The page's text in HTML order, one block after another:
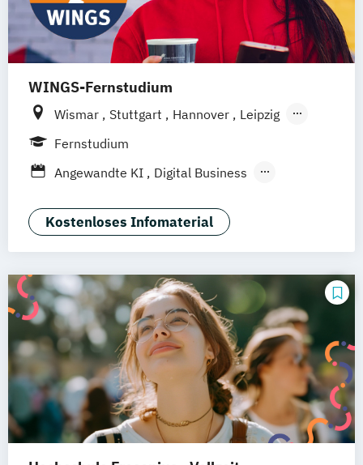
WINGS-Fernstudium
Wismar Stuttgart Hannover
Leipzig
Frankfurt am Main
Nürnberg
Fernstudium
Angewandte KI
Digital Business
IT-Forensik IT-Management & Consulting
IT-Sicherheit und Forensik
Kostenloses Infomaterial